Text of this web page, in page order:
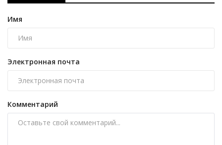
Имя
Электронная почта
Комментарий